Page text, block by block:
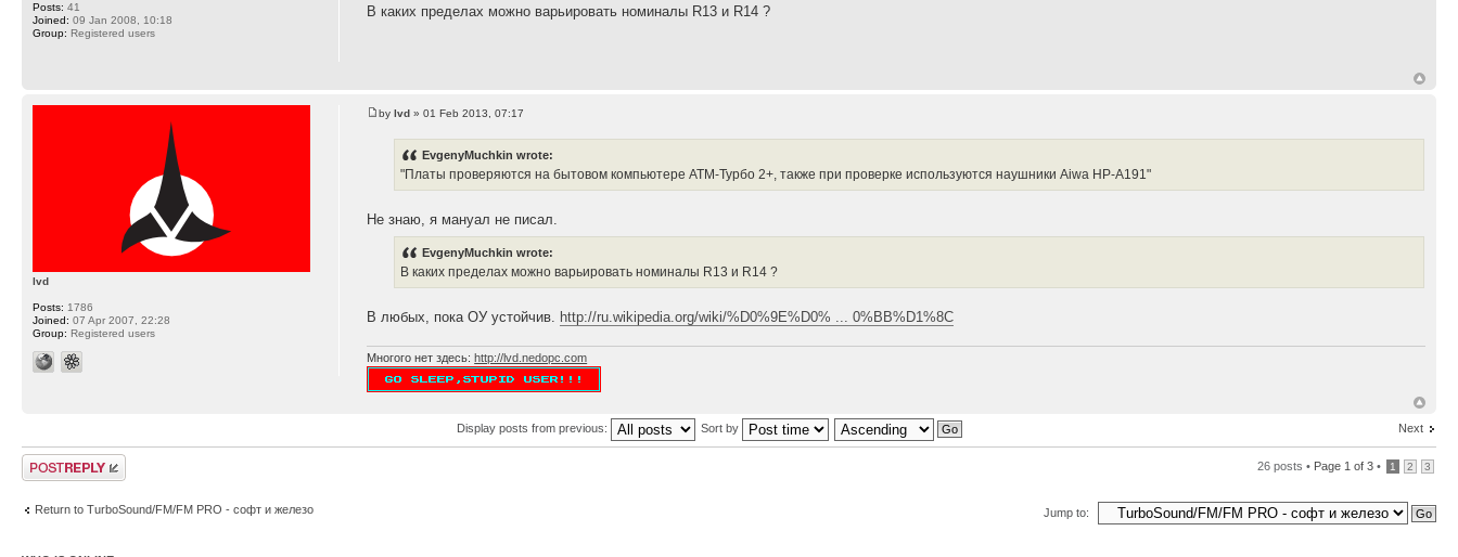
В каких пределах можно варьировать номиналы R13 и R14 ?
Posts: 41
Joined: 09 Jan 2008, 10:18
Group: Registered users
bylvd » 01 Feb 2013, 07:17
EvgenyMuchkin wrote:
"Платы проверяются на бытовом компьютере АТМ-Турбо 2+, также при проверке используются наушники Aiwa HP-A191"
Не знаю, я мануал не писал.
EvgenyMuchkin wrote:
В каких пределах можно варьировать номиналы R13 и R14 ?
В любых, пока ОУ устойчив. http://ru.wikipedia.org/wiki/%D0%9E%D0% ... 0%BB%D1%8C
Многого нет здесь:http://lvd.nedopc.com
lvd
Posts: 1786
Joined: 07 Apr 2007, 22:28
Group: Registered users
Next
Display posts from previous: Sort by
Post a reply 26 posts • Page 1 of 3 • 1 2 3
Return to TurboSound/FM/FM PRO - софт и железо Jump to: